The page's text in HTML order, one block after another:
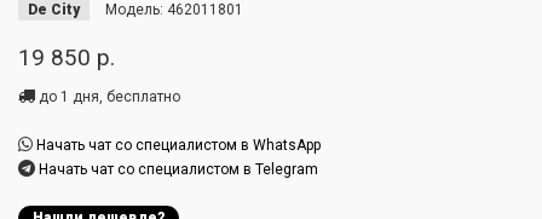
De City Модель: 462011801
19 850 р.
до 1 дня, бесплатно
Начать чат со специалистом в WhatsApp
Начать чат со специалистом в Telegram